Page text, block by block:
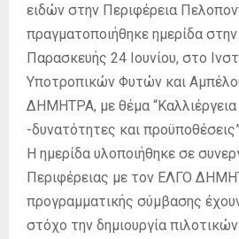
ειδών στην Περιφέρεια
πραγματοποιήθηκε ημερίδα
Παρασκευής 24 Ιουνίου, στο
Υποτροπικών Φυτών και
ΔΗΜΗΤΡΑ, με θέμα
-δυνατότητες και προϋποθέσεις”.
Η ημερίδα υλοποιήθηκε σε
Περιφέρειας με τον ΕΛΓΟ
προγραμματικής σύμβασης
στόχο την δημιουργία